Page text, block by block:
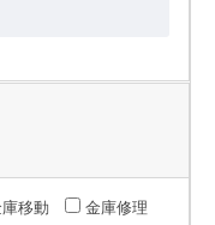
移動
金庫修理